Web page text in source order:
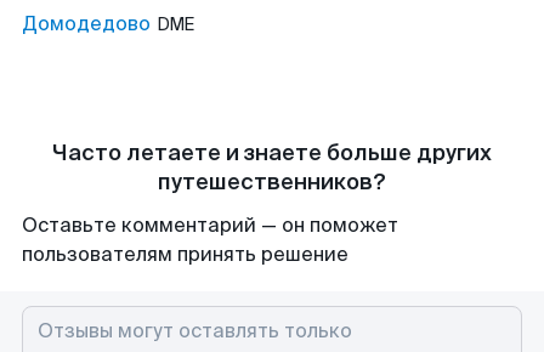
Домодедово DME
Часто летаете и знаете больше других
путешественников?
Оставьте комментарий — он поможет
пользователям принять решение